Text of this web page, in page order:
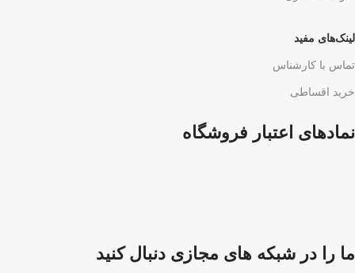
لینک‌های مفید
تماس با کارشناس
خرید اقساطی
نمادهای اعتبار فروشگاه
ما را در شبکه های مجازی دنبال کنید